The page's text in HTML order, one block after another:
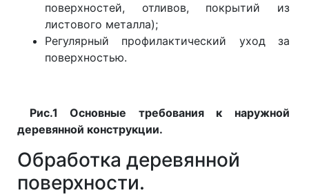
поверхностей, отливов, покрытий из
листового металла);
Регулярный профилактический уход за
поверхностью.
Рис.1 Основные требования к наружной
деревянной конструкции.
Обработка деревянной
поверхности.